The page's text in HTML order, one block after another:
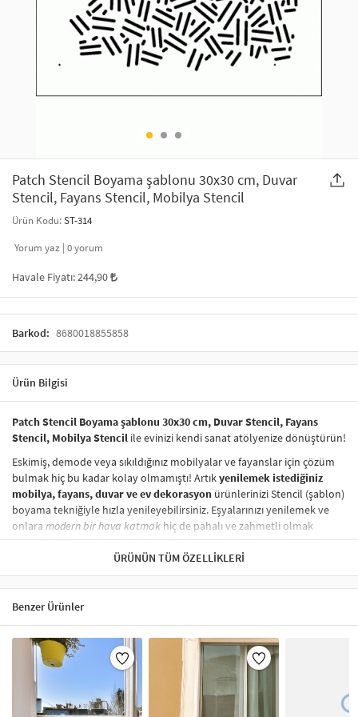
SAÇ AKSESUARLARI
GELİN / DÜĞÜN AKSESUARLARI
TELEFON ASKISI
ŞAL VE FULAR
ODA KOKUSU VE MUM
YILBAŞI ÜRÜNLERİ
KULLAN AT TABAK BARDAK SETİ
Patch Stencil Boyama şablonu 30x30 cm, Duvar
Stencil, Fayans Stencil, Mobilya Stencil
Ürün Kodu:ST-314
Yorum yaz | 0yorum
Havale Fiyatı:244,90
Barkod: 8680018855858
Ürün Bilgisi
Patch Stencil Boyama şablonu 30x30 cm, Duvar Stencil, Fayans
Stencil, Mobilya Stencil ile evinizi kendi sanat atölyenize dönüştürün!
Eskimiş, demode veya sıkıldığınız mobilyalar ve fayanslar için çözüm
bulmak hiç bu kadar kolay olmamıştı! Artıkyenilemek istediğiniz
mobilya, fayans, duvar ve ev dekorasyon ürünlerinizi Stencil (şablon)
boyama tekniğiyle hızla yenileyebilirsiniz. Eşyalarınızı yenilemek ve
onlara modern bir hava katmak hiç de pahalı ve zahmetli olmak
zorunda değil! Stencil şablonları, dilediğiniz her yüzeye pratik bir
desen uygulamanızısağlar ve mobilyalarınızın, duvarlarınızın,
kumaşlarınızın görünümünü anında değiştirebilir.
Çocuğunuzun dolabına, mutfak fayanslarına,
kumaşlara bile bant yardımıyla sabitleyip, istediğiniz renklerle
boyama yapabilirsiniz. Evinizi,kişisel zevkinizle özelleştirebilir, stencil
boyama seti ile yaratıcı projeler gerçekleştirebilirsiniz.El işi ve ev
dekorasyonu
sevenler için stencil, kolayca uygulanabilecek eğlenceli
ve etkili bir aktivitedir.
Stencil Boyamatekniği, her türlü yüzeyde rahatlıkla kullanılabilir.
ÜRÜNÜN TÜM ÖZELLIKLERI
Benzer Ürünler